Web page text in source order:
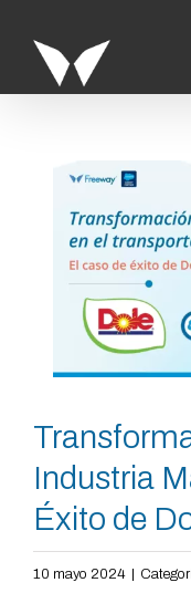
contenido
Ver
imagen
más
grande
Industria
Éxito de
10 mayo 2024